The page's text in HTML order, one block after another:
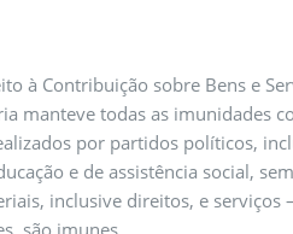
à Contribuição sobre Bens e
manteve todas as imunidades
por partidos políticos,
e de assistência social,
inclusive direitos, e
são imunes.